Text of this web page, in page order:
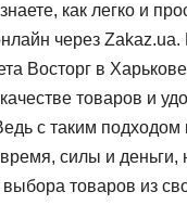
как легко и
через Zakaz.ua.
Восторг в
товаров и
с таким подходом
силы и деньги,
товаров из